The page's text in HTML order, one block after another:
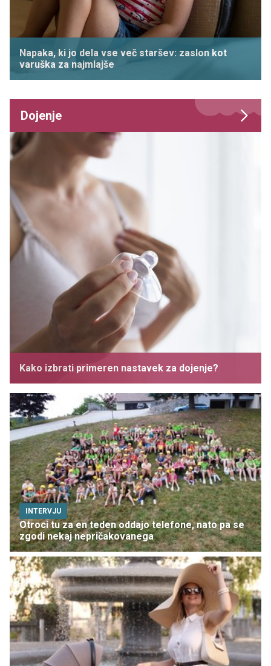
Napaka, ki jo dela vse več staršev: zaslon kot
varuška za najmlajše
Dojenje
Kako izbrati primeren nastavek za dojenje?
INTERVJU
Otroci tu za en teden oddajo telefone, nato pa se
zgodi nekaj nepričakovanega